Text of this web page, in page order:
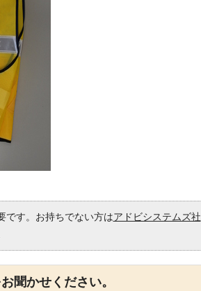
です。お持ちでない方はアドビシステムズ社
聞かせください。